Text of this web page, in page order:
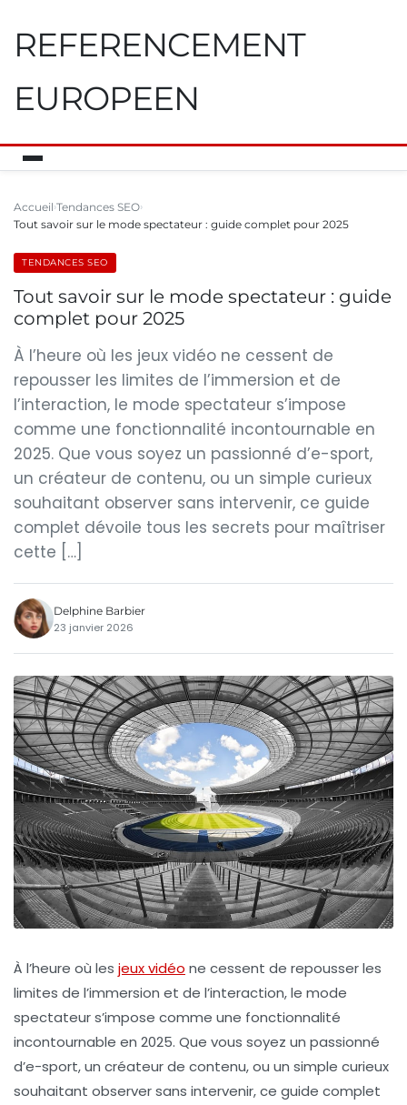
REFERENCEMENT
EUROPEEN
Accueil Tendances SEO
Tout savoir sur le mode spectateur : guide complet pour 2025
TENDANCES SEO
Tout savoir sur le mode spectateur : guide
complet pour 2025
À l’heure où les jeux vidéo ne cessent de
repousser les limites de l’immersion et de
l’interaction, le mode spectateur s’impose
comme une fonctionnalité incontournable en
2025. Que vous soyez un passionné d’e-sport,
un créateur de contenu, ou un simple curieux
souhaitant observer sans intervenir, ce guide
complet dévoile tous les secrets pour maîtriser
cette […]
Delphine Barbier
23 janvier 2026
À l’heure où les jeux vidéo ne cessent de repousser les
limites de l’immersion et de l’interaction, le mode
spectateurs’impose comme une fonctionnalité
incontournable en 2025. Que vous soyez un passionné
d’e-sport, un créateur de contenu, ou un simple curieux
souhaitant observer sans intervenir, ce guide complet